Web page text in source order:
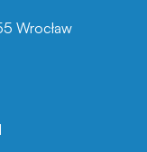
Wrocław